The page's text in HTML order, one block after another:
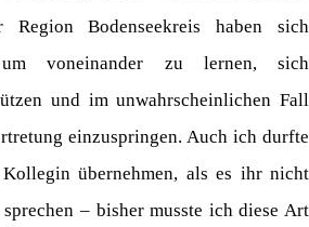
Region Bodenseekreis haben sich
um voneinander zu lernen, sich
und im unwahrscheinlichen Fall
einzuspringen. Auch ich durfte
übernehmen, als es ihr nicht
– bisher musste ich diese Art